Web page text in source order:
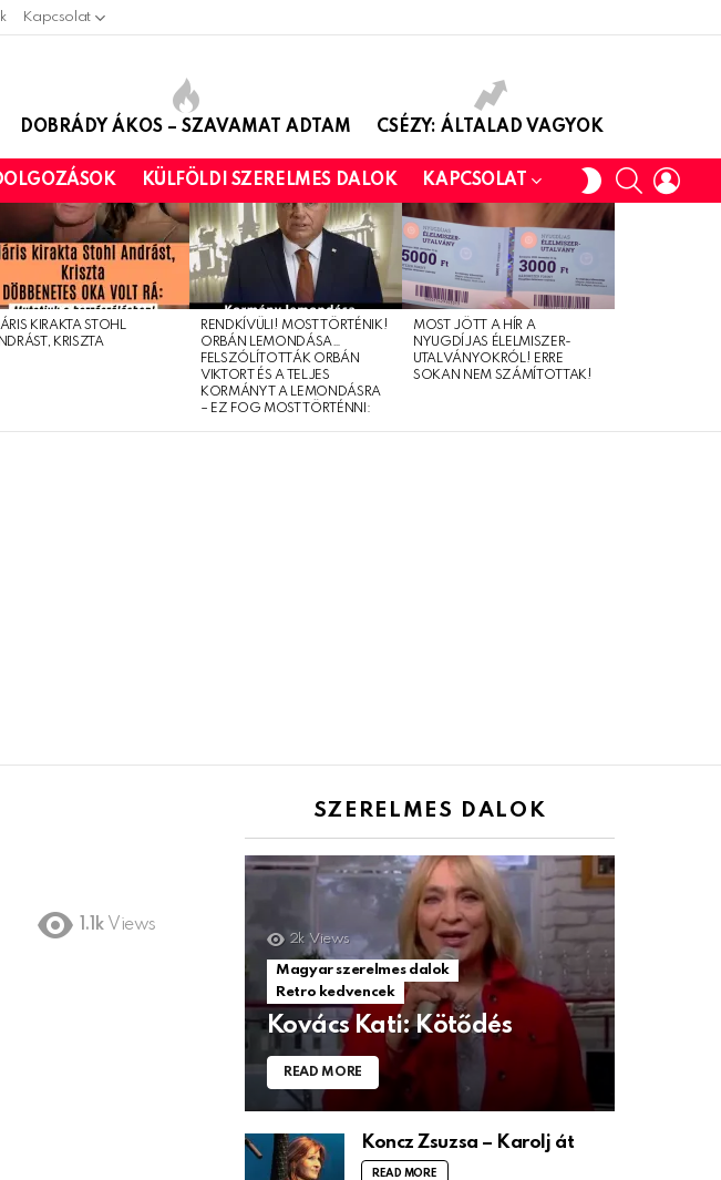
Kapcsolat
DOBRÁDY ÁKOS – SZAVAMAT ADTAM CSÉZY: ÁLTALAD VAGYOK
KÜLFÖLDI SZERELMES DALOK KAPCSOLAT
SWITCH
SKIN
SEARCH
KIRAKTA STOHL
KRISZTA
RENDKÍVÜLI! MOST TÖRTÉNIK!
ORBÁN LEMONDÁSA…
FELSZÓLÍTOTTÁK ORBÁN
VIKTORT ÉS A TELJES
KORMÁNYT A LEMONDÁSRA
– EZ FOG MOST TÖRTÉNNI:
MOST JÖTT A HÍR A
NYUGDÍJAS ÉLELMISZER-
UTALVÁNYOKRÓL! ERRE
SOKAN NEM SZÁMÍTOTTAK!
1.1k Views
SZERELMES DALOK
2k Views
Magyar szerelmes dalok
Retro kedvencek
Kovács Kati: Kötődés
READ MORE
Koncz Zsuzsa – Karolj át
READ MORE